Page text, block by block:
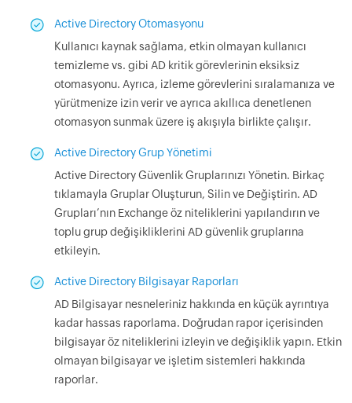
Active Directory Otomasyonu
Kullanıcı kaynak sağlama, etkin olmayan kullanıcı
temizleme vs. gibi AD kritik görevlerinin eksiksiz
otomasyonu. Ayrıca, izleme görevlerini sıralamanıza ve
yürütmenize izin verir ve ayrıca akıllıca denetlenen
otomasyon sunmak üzere iş akışıyla birlikte çalışır.
Active Directory Grup Yönetimi
Active Directory Güvenlik Gruplarınızı Yönetin. Birkaç
tıklamayla Gruplar Oluşturun, Silin ve Değiştirin. AD
Grupları’nın Exchange öz niteliklerini yapılandırın ve
toplu grup değişikliklerini AD güvenlik gruplarına
etkileyin.
Active Directory Bilgisayar Raporları
AD Bilgisayar nesneleriniz hakkında en küçük ayrıntıya
kadar hassas raporlama. Doğrudan rapor içerisinden
bilgisayar öz niteliklerini izleyin ve değişiklik yapın. Etkin
olmayan bilgisayar ve işletim sistemleri hakkında
raporlar.